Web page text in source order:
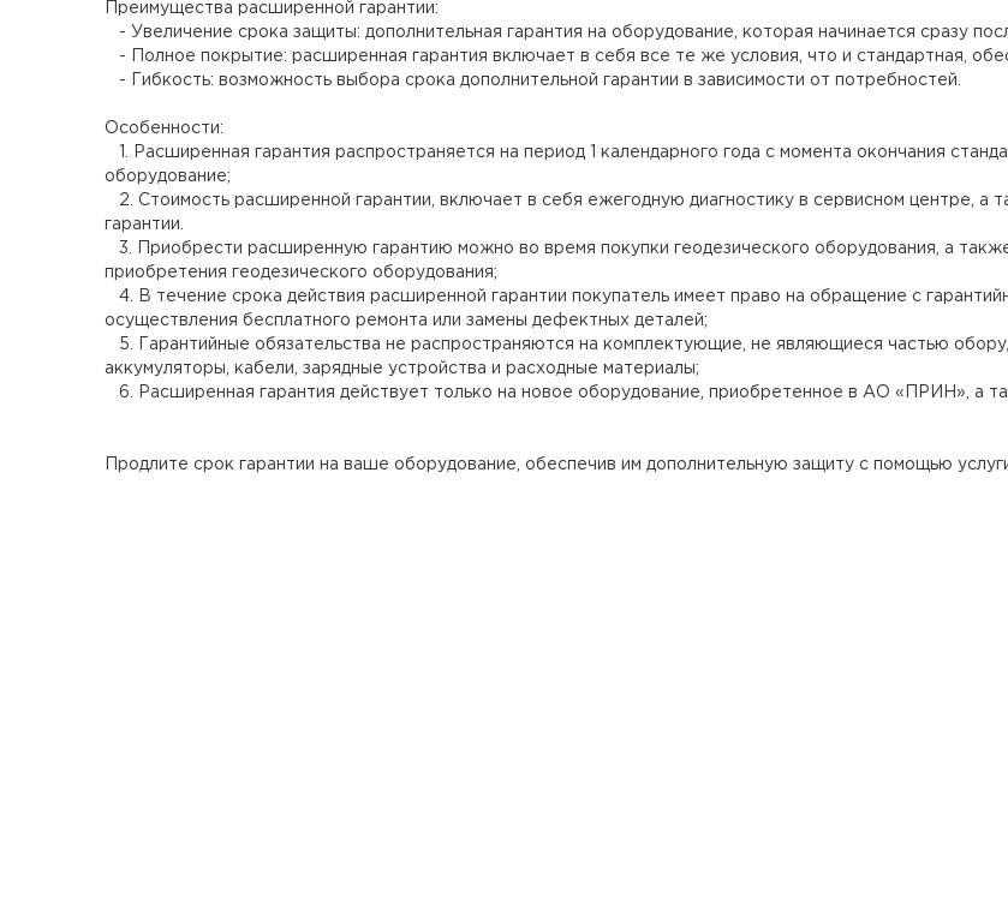
Преимущества расширенной гарантии:
- Увеличение срока защиты: дополнительная гарантия на оборудование, которая начинается сразу
- Полное покрытие: расширенная гарантия включает в себя все те же условия, что и стандартная,
- Гибкость: возможность выбора срока дополнительной гарантии в зависимости от потребностей.
Особенности:
1. Расширенная гарантия распространяется на период 1 календарного года с момента окончания
оборудование;
2. Стоимость расширенной гарантии, включает в себя ежегодную диагностику в сервисном центре, а
гарантии.
3. Приобрести расширенную гарантию можно во время покупки геодезического оборудования, а
приобретения геодезического оборудования;
4. В течение срока действия расширенной гарантии покупатель имеет право на обращение с
осуществления бесплатного ремонта или замены дефектных деталей;
5. Гарантийные обязательства не распространяются на комплектующие, не являющиеся частью
аккумуляторы, кабели, зарядные устройства и расходные материалы;
6. Расширенная гарантия действует только на новое оборудование, приобретенное в АО «ПРИН», а
Продлите срок гарантии на ваше оборудование, обеспечив им дополнительную защиту с помощью